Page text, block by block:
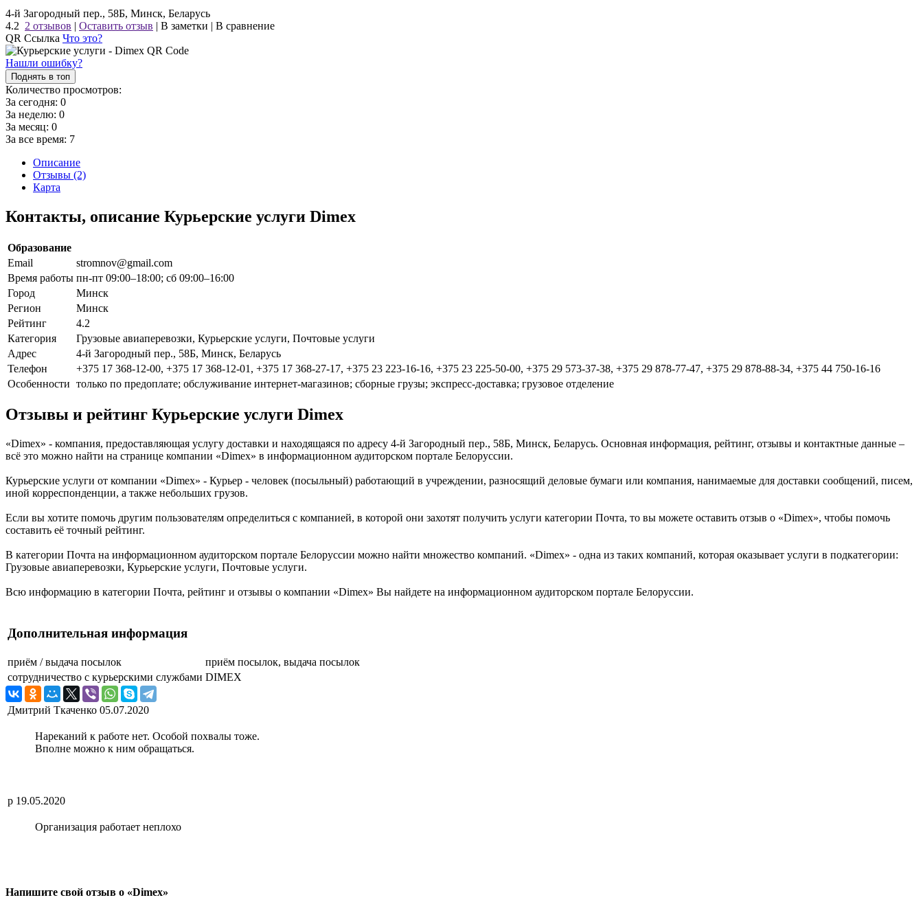
4-й Загородный пер., 58Б, Минск, Беларусь
4.2 2 отзывов | Оставить отзыв | В заметки | В сравнение
QR Ссылка Что это?
Нашли ошибку?
Поднять в топ
Количество просмотров:
За сегодня: 0
За неделю: 0
За месяц: 0
За все время: 7
Описание
Отзывы (2)
Карта
Контакты, описание Курьерские услуги Dimex
Образование
Email
stromnov@gmail.com
Время работы пн-пт 09:00–18:00; сб 09:00–16:00
Город
Минск
Регион
Минск
Рейтинг
4.2
Категория
Грузовые авиаперевозки, Курьерские услуги, Почтовые услуги
Адрес
4-й Загородный пер., 58Б, Минск, Беларусь
Телефон
+375 17 368-12-00, +375 17 368-12-01, +375 17 368-27-17, +375 23 223-16-16, +375 23 225-50-00, +375 29 573-37-38, +375 29 878-77-47, +375 29 878-88-34, +375 44 750-16-16
Особенности только по предоплате; обслуживание интернет-магазинов; сборные грузы; экспресс-доставка; грузовое отделение
Отзывы и рейтинг Курьерские услуги Dimex
«Dimex» - компания, предоставляющая услугу доставки и находящаяся по адресу 4-й Загородный пер., 58Б, Минск, Беларусь. Основная информация, рейтинг, отзывы и контактные данные –
всё это можно найти на странице компании «Dimex» в информационном аудиторском портале Белоруссии.
Курьерские услуги от компании «Dimex» - Курьер - человек (посыльный) работающий в учреждении, разносящий деловые бумаги или компания, нанимаемые для доставки сообщений, писем,
иной корреспонденции, а также небольших грузов.
Если вы хотите помочь другим пользователям определиться с компанией, в которой они захотят получить услуги категории Почта, то вы можете оставить отзыв о «Dimex», чтобы помочь
составить её точный рейтинг.
В категории Почта на информационном аудиторском портале Белоруссии можно найти множество компаний. «Dimex» - одна из таких компаний, которая оказывает услуги в подкатегории:
Грузовые авиаперевозки, Курьерские услуги, Почтовые услуги.
Всю информацию в категории Почта, рейтинг и отзывы о компании «Dimex» Вы найдете на информационном аудиторском портале Белоруссии.
Дополнительная информация
приём / выдача посылок
приём посылок, выдача посылок
сотрудничество с курьерскими службами DIMEX
Дмитрий Ткаченко 05.07.2020
Нареканий к работе нет. Особой похвалы тоже.
Вполне можно к ним обращаться.
p 19.05.2020
Организация работает неплохо
Напишите свой отзыв о «Dimex»